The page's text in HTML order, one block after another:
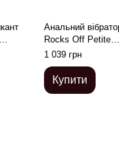
на
Анальний
Rocks Off Petite
Sensations —
1 039 грн
Купити